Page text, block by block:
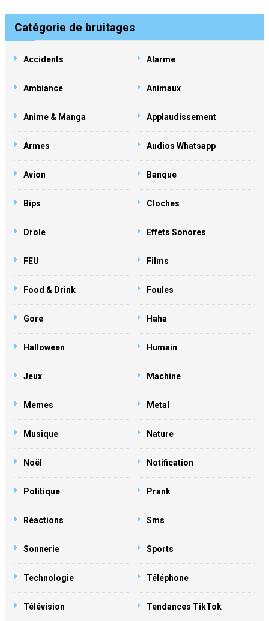
Catégorie de bruitages
Accidents Alarme
Ambiance Animaux
Anime & Manga Applaudissement
Armes Audios Whatsapp
Avion Banque
Bips Cloches
Drole Effets Sonores
FEU Films
Food & Drink Foules
Gore Haha
Halloween Humain
Jeux Machine
Memes Metal
Musique Nature
Noël Notification
Politique Prank
Réactions Sms
Sonnerie Sports
Technologie Téléphone
Télévision Tendances TikTok